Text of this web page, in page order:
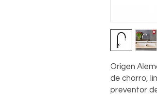
Origen
de chorro,
preventor